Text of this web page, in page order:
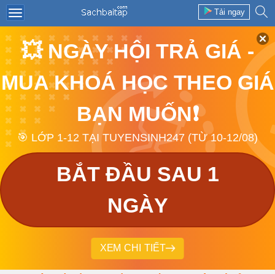
Tải ngay
💥 NGÀY HỘI TRẢ GIÁ -
MUA KHOÁ HỌC THEO GIÁ
BẠN MUỐN❗
🎯 LỚP 1-12 TẠI TUYENSINH247 (TỪ 10-12/08)
BẮT ĐẦU SAU 1
NGÀY
XEM CHI TIẾT